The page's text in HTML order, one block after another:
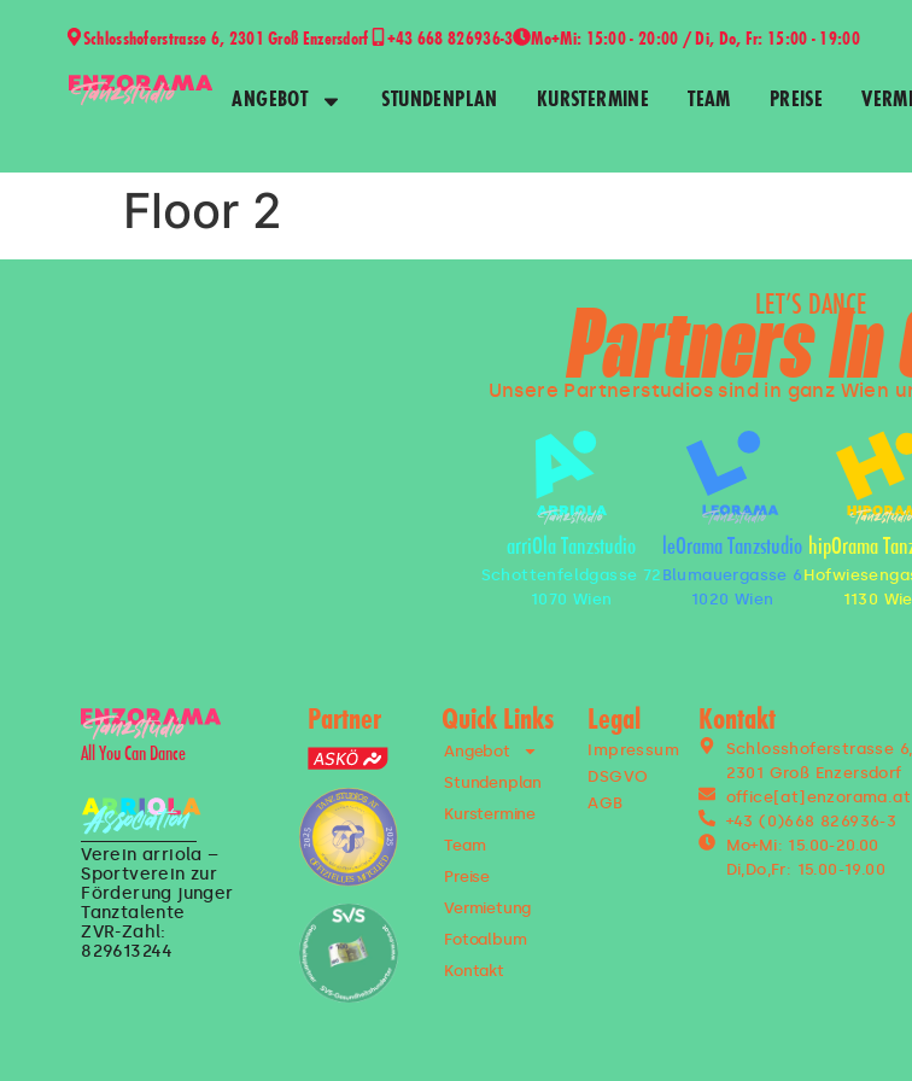
Schlosshoferstrasse 6, 2301 Groß Enzersdorf +43 668 826936-3 Mo+Mi: 15:00 - 20:00 / Di, Do, Fr: 15:00 - 19:00
ANGEBOT STUNDENPLAN KURSTERMINE TEAM PREISE
Floor 2
LET’S DANCE
Partners In
Unsere Partnerstudios sind in ganz Wien
arriOla Tanzstudio
Schottenfeldgasse 72
1070 Wien
leOrama Tanzstudio
Blumauergasse 6
1020 Wien
hipOrama
1130
All You Can Dance
Verein arriola –
Sportverein zur
Förderung junger
Tanztalente
ZVR-Zahl:
829613244
Partner Quick Links
Angebot
Stundenplan
Kurstermine
Team
Preise
Vermietung
Fotoalbum
Kontakt
Legal
Impressum
DSGVO
AGB
Kontakt
Schlosshoferstrasse 6,
2301 Groß Enzersdorf
office[at]enzorama.at
+43 (0)668 826936-3
Mo+Mi: 15.00-20.00
Di,Do,Fr: 15.00-19.00